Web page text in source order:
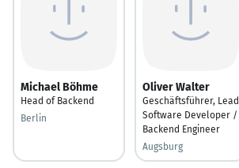
Michael Böhme
Head of Backend
Berlin
Oliver Walter
Geschäftsführer, Lead
Software Developer /
Backend Engineer
Augsburg